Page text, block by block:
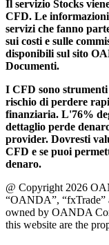
Il servizio Stocks
CFD. Le
servizi che fanno
sui costi e sulle
disponibili sul sito
Documenti.
I CFD sono strumenti
rischio di perdere
finanziaria. L'76%
dettaglio perde
provider. Dovresti
CFD e se puoi
denaro.
@ Copyright 2026
“OANDA”, “fxTrade”
owned by OANDA
this website are the